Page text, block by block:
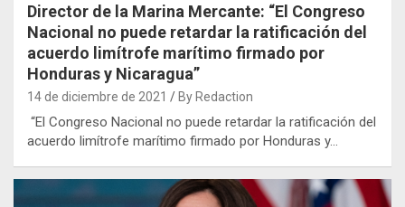
Director de la Marina Mercante: “El Congreso
Nacional no puede retardar la ratificación del
acuerdo limítrofe marítimo firmado por
Honduras y Nicaragua”
14 de diciembre de 2021 By Redaction
“El Congreso Nacional no puede retardar la ratificación del
acuerdo limítrofe marítimo firmado por Honduras y…